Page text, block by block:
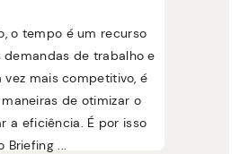
o tempo é um recurso
demandas de trabalho e
mais competitivo, é
de otimizar o
a eficiência. É por isso
Briefing ...